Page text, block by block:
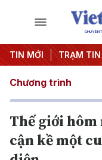
CHUYÊN
TIN MỚI TRẠM TIN
ương 3 #APEC
Chương trình
Thế giới
cận kề một